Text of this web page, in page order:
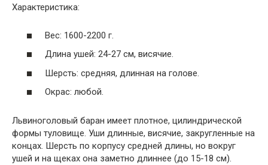
Характеристика:
Вес: 1600-2200 г.
Длина ушей: 24-27 см, висячие.
Шерсть: средняя, длинная на голове.
Окрас: любой.
Львиноголовый баран имеет плотное, цилиндрической
формы туловище. Уши длинные, висячие, закругленные на
концах. Шерсть по корпусу средней длины, но вокруг
ушей и на щеках она заметно длиннее (до 15-18 см).